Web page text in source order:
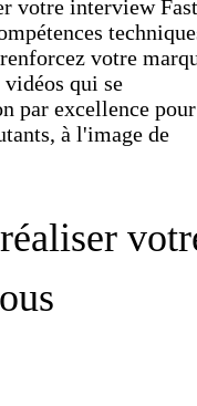
votre interview Fast
votre
vidéos qui se
par excellence pour
à l'image de